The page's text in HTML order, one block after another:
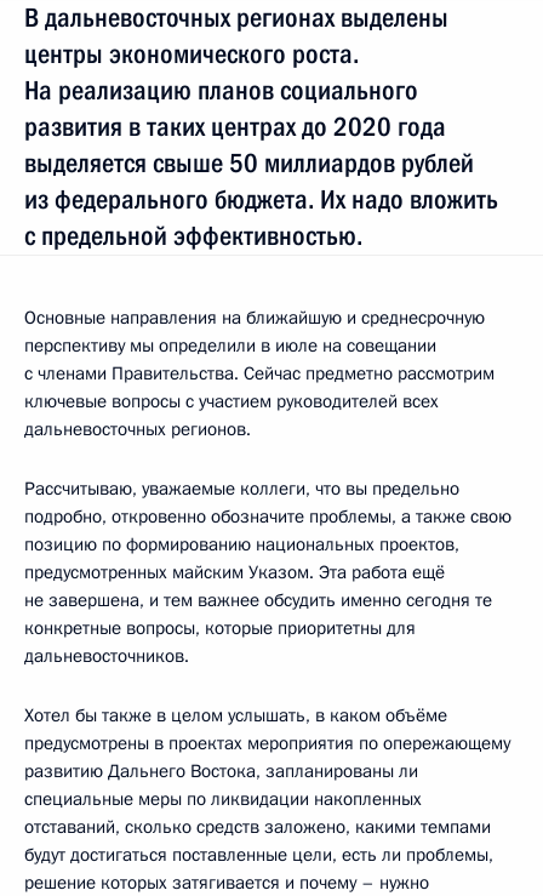
В дальневосточных регионах выделены
центры экономического роста.
На реализацию планов социального
развития в таких центрах до 2020 года
выделяется свыше 50 миллиардов рублей
из федерального бюджета. Их надо вложить
с предельной эффективностью.
Основные направления на ближайшую и среднесрочную
перспективу мы определили в июле на совещании
с членами Правительства. Сейчас предметно рассмотрим
ключевые вопросы с участием руководителей всех
дальневосточных регионов.
Рассчитываю, уважаемые коллеги, что вы предельно
подробно, откровенно обозначите проблемы, а также свою
позицию по формированию национальных проектов,
предусмотренных майским Указом. Эта работа ещё
не завершена, и тем важнее обсудить именно сегодня те
конкретные вопросы, которые приоритетны для
дальневосточников.
Хотел бы также в целом услышать, в каком объёме
предусмотрены в проектах мероприятия по опережающему
развитию Дальнего Востока, запланированы ли
специальные меры по ликвидации накопленных
отставаний, сколько средств заложено, какими темпами
будут достигаться поставленные цели, есть ли проблемы,
решение которых затягивается и почему – нужно